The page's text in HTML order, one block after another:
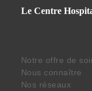
Le Centre
Notre offre de
Nous connaître
Nos réseaux